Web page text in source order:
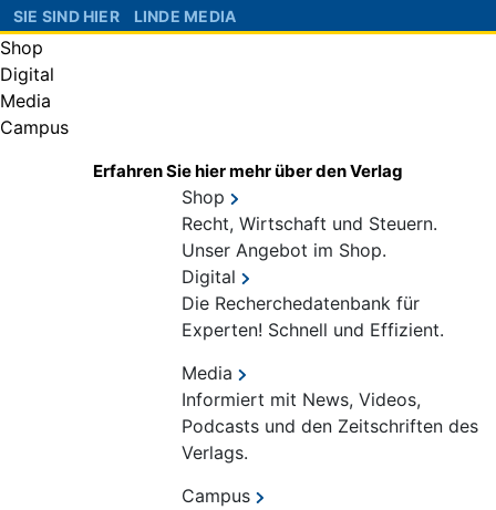
SIE SIND HIER LINDE MEDIA
Shop
Digital
Media
Campus
Erfahren Sie hier mehr über den Verlag
Shop
Recht, Wirtschaft und Steuern.
Unser Angebot im Shop.
Digital
Die Recherchedatenbank für
Experten! Schnell und Effizient.
Media
Informiert mit News, Videos,
Podcasts und den Zeitschriften des
Verlags.
Campus